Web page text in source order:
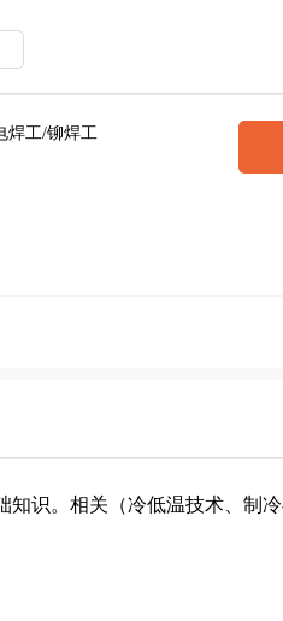
焊工/铆焊工
识。相关（冷低温技术、制